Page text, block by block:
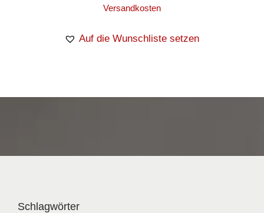
Versandkosten
Auf die Wunschliste setzen
Schlagwörter